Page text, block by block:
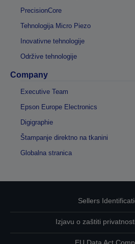
PrecisionCore
Tehnologija Micro Piezo
Inovativne tehnologije
Održive tehnologije
Company
Executive Team
Epson Europe Electronics
Digigraphie
Štampanje direktno na tkanini
Globalna stranica
Sellers
Izjavu o zaštiti